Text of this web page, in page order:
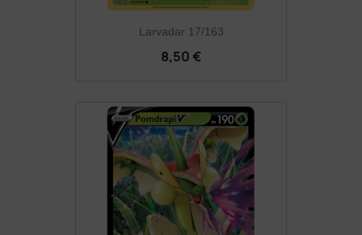
Larvadar 17/163
8,50 €